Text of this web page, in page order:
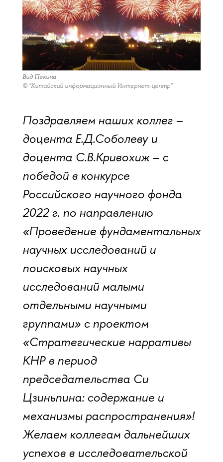
Вид Пекина
© "Китайский информационный Интернет-центр"
Поздравляем наших коллег –
доцента Е.Д.Соболеву и
доцента С.В.Кривохиж – с
победой в конкурсе
Российского научного фонда
2022 г. по направлению
«Проведение фундаментальных
научных исследований и
поисковых научных
исследований малыми
отдельными научными
группами» с проектом
«Стратегические нарративы
КНР в период
председательства Си
Цзиньпина: содержание и
механизмы распространения»!
Желаем коллегам дальнейших
успехов в исследовательской